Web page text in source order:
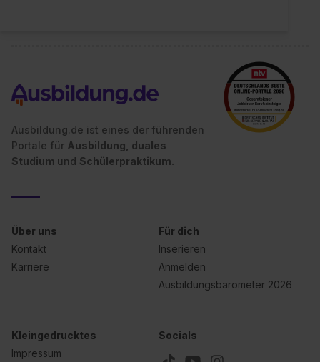
Ausbildung.de ist eines der führenden
Portale für Ausbildung, duales
Studium und Schülerpraktikum.
Über uns
Kontakt
Karriere
Für dich
Inserieren
Anmelden
Ausbildungsbarometer 2026
Kleingedrucktes
Impressum
Socials